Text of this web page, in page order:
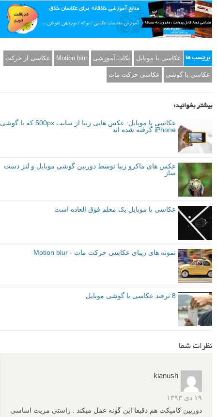
برچسب ها عکاسی با موبایل نکات آموزشی Motion blur عکاسی از حرکت
عکاسی با گوشی عکاسی حرکت مات
بیشتر بخوانید:
عکاسی با موبایل: عکس هایی زیبا از سایت 500px که با گوشی
iPhone گرفته شده اند
عکس های ماکرو زیبا توسط دوربین گوشی موبایل و لنز دست
ساز
عکاسی با موبایل یک معلم فوق العاده است
نمونه های زیبای عکاسی حرکت مات - Motion blur
8 ترفند عکاسی با گوشی موبایل
نظرات شما
kianush
۱۹ دی ۱۳۹۳
دوربین کامپکت هم دقیقا این گونه عمل میکند . راستی مزیت اساسی